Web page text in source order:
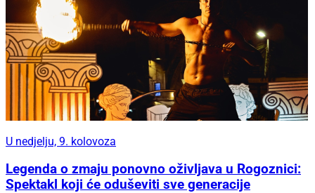
U nedjelju, 9. kolovoza
Legenda o zmaju ponovno oživljava u Rogoznici:
Spektakl koji će oduševiti sve generacije